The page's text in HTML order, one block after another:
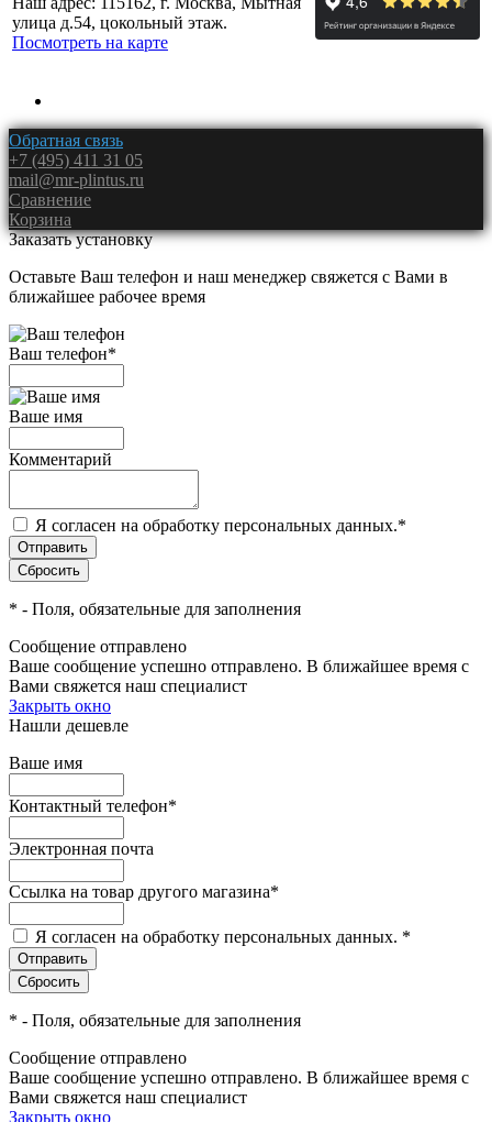
улица д.54, цокольный этаж.
Посмотреть на карте
Обратная связь
+7 (495) 411 31 05
mail@mr-plintus.ru
Сравнение
Корзина
Заказать установку
Оставьте Ваш телефон и наш менеджер свяжется с Вами в
ближайшее рабочее время
Ваш телефон*
Ваше имя
Комментарий
Я согласен на обработку персональных данных.*
* - Поля, обязательные для заполнения
Сообщение отправлено
Ваше сообщение успешно отправлено. В ближайшее время с
Вами свяжется наш специалист
Закрыть окно
Нашли дешевле
Ваше имя
Контактный телефон*
Электронная почта
Ссылка на товар другого магазина*
Я согласен на обработку персональных данных. *
* - Поля, обязательные для заполнения
Сообщение отправлено
Ваше сообщение успешно отправлено. В ближайшее время с
Вами свяжется наш специалист
Закрыть окно